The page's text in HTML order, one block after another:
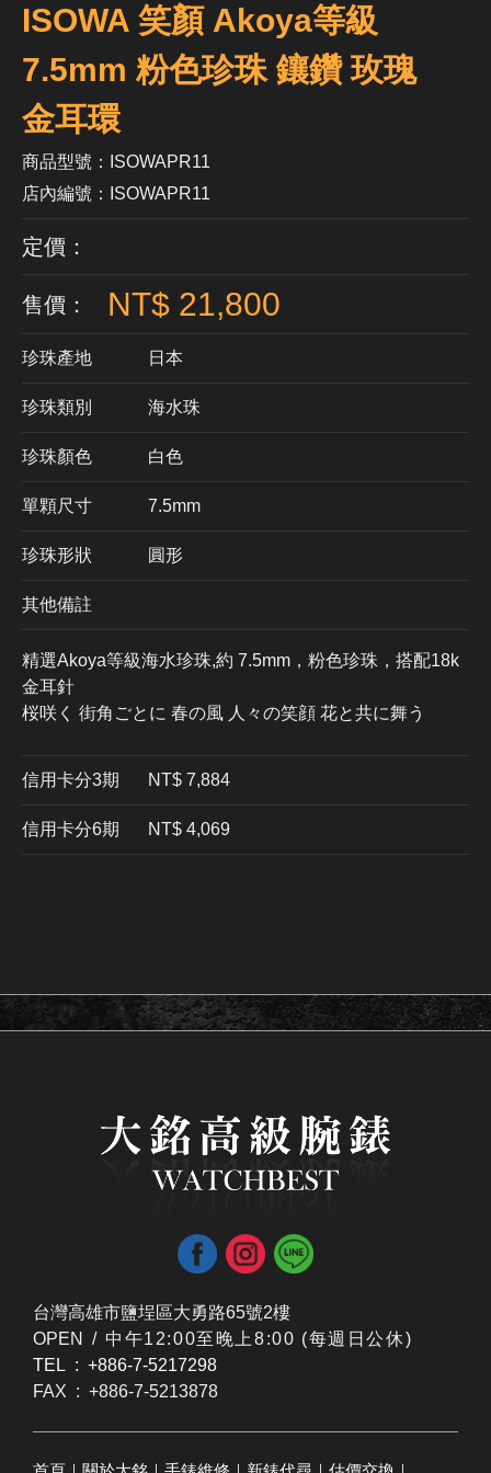
ISOWA 笑顏 Akoya等級
7.5mm 粉色珍珠 鑲鑽 玫瑰
金耳環
商品型號：ISOWAPR11
店內編號：ISOWAPR11
定價：
售價： NT$ 21,800
珍珠產地 日本
珍珠類別 海水珠
珍珠顏色 ​白色
單顆尺寸 7.5mm
珍珠形狀 圓形
其他備註
精選Akoya等級海水珍珠,約 7.5mm，粉色珍珠，搭配18k
金耳針
桜咲く 街角ごとに 春の風 人々の笑顔 花と共に舞う
信用卡分3期 ​NT$ 7,884
信用卡分6期 NT$ 4,069
台灣高雄市鹽埕區大勇路65號2樓
OPEN / ​中午12:00至晚上8:00 (每週日公休)
TEL : +886-7-5217298
FAX : +886-7-5213878